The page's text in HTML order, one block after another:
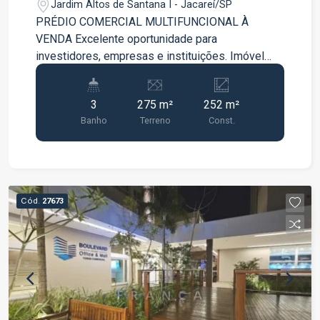
Jardim Altos de Santana I - Jacareí/SP
PRÉDIO COMERCIAL MULTIFUNCIONAL À
VENDA Excelente oportunidade para
investidores, empresas e instituições. Imóvel
comercial de excelente padrão, atualmente
utilizado como templo religioso, com estrutura
versátil e pronto para receber diversos tipos de
atividades. Sua configuração permite utilização
imediata ou adaptação para igrejas, escolas,
profissionalizantes, instituições de ensino,
centros de eventos e diversas outras finalidades
comerciais. Pavimento Térreo Salão principal
amplo, com pé-direito alto e excelente iluminação
natural; Acesso por rampa para pessoas com
mobilidade reduzida; Banheiro acessível (PNE);
Saída de emergência lateral; Sala administrativa;
Hall de entrada. Pavimento Inferior Cozinha
3
Banho
275 m²
Terreno
252 m²
Const.
Cód. 27673